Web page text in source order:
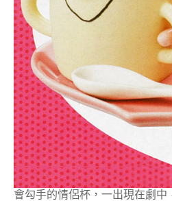
會勾手的情侶杯，一出現在劇中